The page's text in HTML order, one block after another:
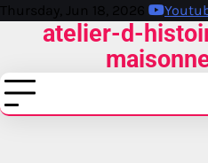
Skip
Thursday, Jun 18, 2026
atelier-d-